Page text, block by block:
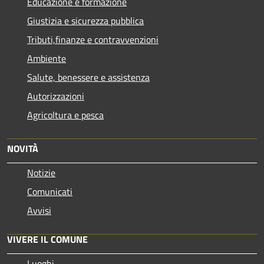
Giustizia e sicurezza pubblica
Tributi,finanze e contravvenzioni
Ambiente
Salute, benessere e assistenza
Autorizzazioni
Agricoltura e pesca
NOVITÀ
Notizie
Comunicati
Avvisi
VIVERE IL COMUNE